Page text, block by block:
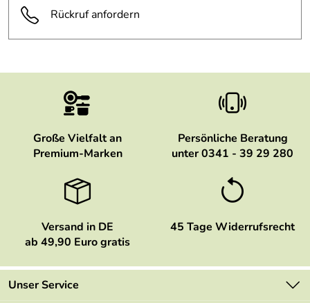
Rückruf anfordern
Große Vielfalt an
Premium-Marken
Persönliche Beratung
unter 0341 - 39 29 280
Versand in DE
ab 49,90 Euro gratis
45 Tage Widerrufsrecht
Unser Service